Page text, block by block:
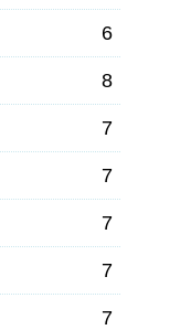
6
8
7
7
7
7
7